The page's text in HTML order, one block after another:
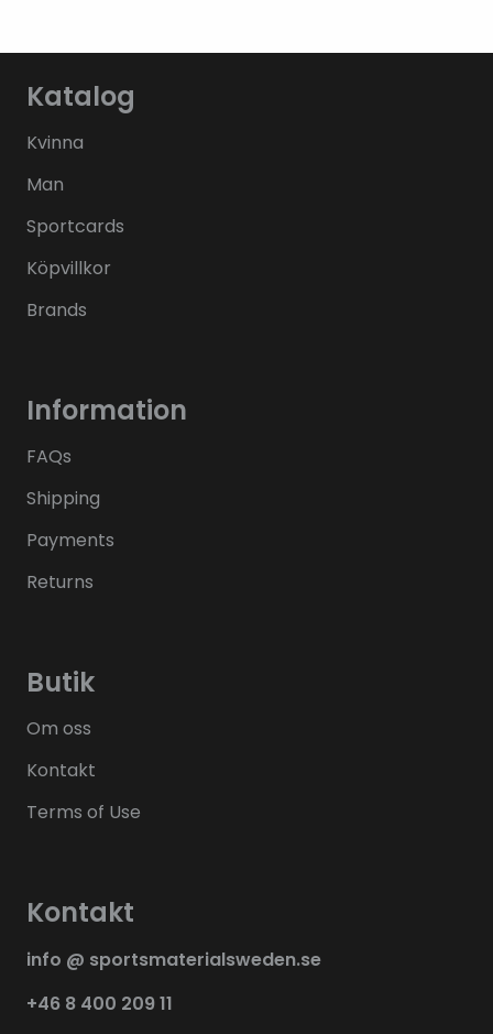
Katalog
Kvinna
Man
Sportcards
Köpvillkor
Brands
Information
FAQs
Shipping
Payments
Returns
Butik
Om oss
Kontakt
Terms of Use
Kontakt
info @ sportsmaterialsweden.se
+46 8 400 209 11